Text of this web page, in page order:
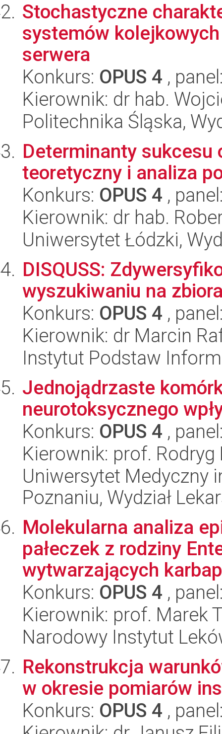
Stochastyczne
systemów
serwera
Konkurs: OPUS 4 ,
Kierownik: dr hab.
Politechnika Śląska,
Determinanty sukcesu
teoretyczny i analiza
Konkurs: OPUS 4 ,
Kierownik: dr hab.
Uniwersytet Łódzki,
DISQUSS:
wyszukiwaniu na
Konkurs: OPUS 4 ,
Kierownik: dr Marcin
Instytut Podstaw
Jednojądrzaste
neurotoksycznego
Konkurs: OPUS 4 ,
Kierownik: prof. Rodryg
Uniwersytet Medyczny
Poznaniu, Wydział
Molekularna analiza
pałeczek z rodziny
wytwarzających
Konkurs: OPUS 4 ,
Kierownik: prof. Marek
Narodowy Instytut
Rekonstrukcja
w okresie pomiarów
Konkurs: OPUS 4 ,